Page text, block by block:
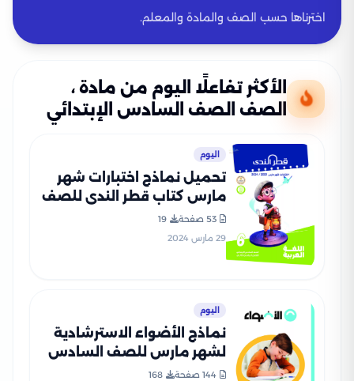
اخترناها حسب الصف والمادة والمعلم.
الأكثر تفاعلًا اليوم من مادة ،
الصف الصف السادس الإبتدائي
اليوم
تحميل نماذج اختبارات شهر
مارس كتاب قطر الندى للصف
السادس الإبتدائي مع إجاباتها
النموذجية
53 صفحة
19
29 مارس 2024
اليوم
نماذج الأضواء الاسترشادية
لشهر مارس للصف السادس
الابتدائي الترم الثاني بإجاباتها
144 صفحة
168